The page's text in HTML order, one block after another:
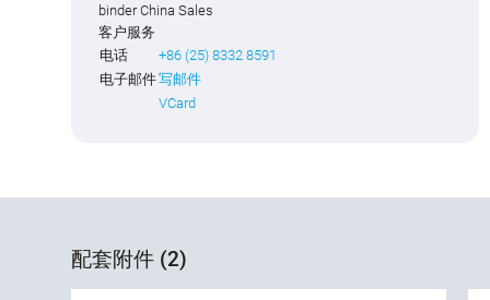
binder China Sales
客户服务
电话
+86 (25) 8332 8591
电子邮件写邮件
VCard
配套附件 (2)